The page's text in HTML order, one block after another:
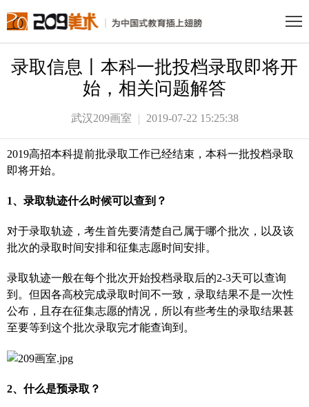
录取信息丨本科一批投档录取即将开
始，相关问题解答
武汉209画室 2019-07-22 15:25:38
2019高招本科提前批录取工作已经结束，本科一批投档录取
即将开始。
1、录取轨迹什么时候可以查到？
对于录取轨迹，考生首先要清楚自己属于哪个批次，以及该
批次的录取时间安排和征集志愿时间安排。
录取轨迹一般在每个批次开始投档录取后的2-3天可以查询
到。但因各高校完成录取时间不一致，录取结果不是一次性
公布，且存在征集志愿的情况，所以有些考生的录取结果甚
至要等到这个批次录取完才能查询到。
2、什么是预录取？